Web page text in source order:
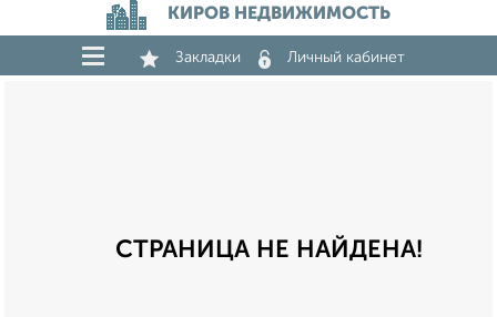
КИРОВ НЕДВИЖИМОСТЬ
Закладки Личный кабинет
СТРАНИЦА НЕ НАЙДЕНА!